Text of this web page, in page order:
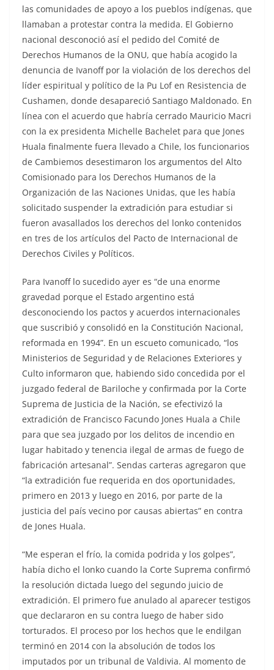
las comunidades de apoyo a los pueblos indígenas, que
llamaban a protestar contra la medida. El Gobierno
nacional desconoció así el pedido del Comité de
Derechos Humanos de la ONU, que había acogido la
denuncia de Ivanoff por la violación de los derechos del
líder espiritual y político de la Pu Lof en Resistencia de
Cushamen, donde desapareció Santiago Maldonado. En
línea con el acuerdo que habría cerrado Mauricio Macri
con la ex presidenta Michelle Bachelet para que Jones
Huala finalmente fuera llevado a Chile, los funcionarios
de Cambiemos desestimaron los argumentos del Alto
Comisionado para los Derechos Humanos de la
Organización de las Naciones Unidas, que les había
solicitado suspender la extradición para estudiar si
fueron avasallados los derechos del lonko contenidos
en tres de los artículos del Pacto de Internacional de
Derechos Civiles y Políticos.
Para Ivanoff lo sucedido ayer es “de una enorme
gravedad porque el Estado argentino está
desconociendo los pactos y acuerdos internacionales
que suscribió y consolidó en la Constitución Nacional,
reformada en 1994”. En un escueto comunicado, “los
Ministerios de Seguridad y de Relaciones Exteriores y
Culto informaron que, habiendo sido concedida por el
juzgado federal de Bariloche y confirmada por la Corte
Suprema de Justicia de la Nación, se efectivizó la
extradición de Francisco Facundo Jones Huala a Chile
para que sea juzgado por los delitos de incendio en
lugar habitado y tenencia ilegal de armas de fuego de
fabricación artesanal”. Sendas carteras agregaron que
“la extradición fue requerida en dos oportunidades,
primero en 2013 y luego en 2016, por parte de la
justicia del país vecino por causas abiertas” en contra
de Jones Huala.
“Me esperan el frío, la comida podrida y los golpes”,
había dicho el lonko cuando la Corte Suprema confirmó
la resolución dictada luego del segundo juicio de
extradición. El primero fue anulado al aparecer testigos
que declararon en su contra luego de haber sido
torturados. El proceso por los hechos que le endilgan
terminó en 2014 con la absolución de todos los
imputados por un tribunal de Valdivia. Al momento de